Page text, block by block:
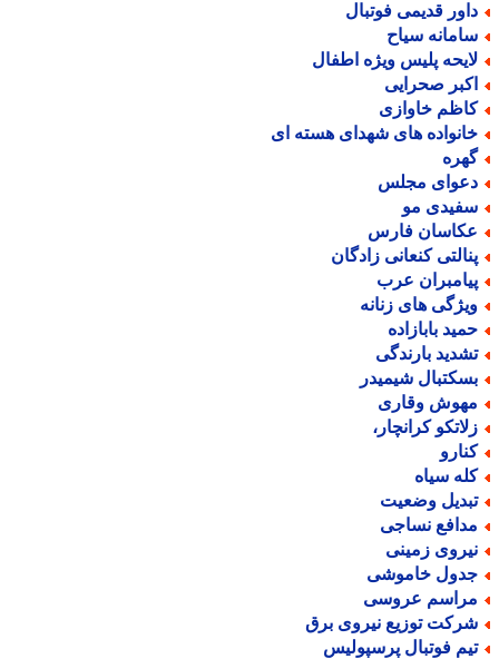
قدیمی فوتبال
سیاح
پلیس ویژه اطفال
صحرایی
خاوازی
های شهدای هسته ای
مجلس
مو
فارس
کنعانی زادگان
عرب
های زنانه
بابازاده
بارندگی
شیمیدر
وقاری
کرانچار،
سیاه
وضعیت
نساجی
زمینی
خاموشی
عروسی
توزیع نیروی برق
فوتبال پرسپولیس